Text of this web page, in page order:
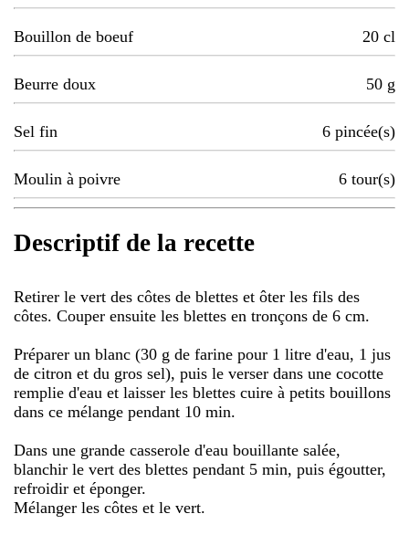
Bouillon de boeuf 20 cl
Beurre doux 50 g
Sel fin 6 pincée(s)
Moulin à poivre 6 tour(s)
Descriptif de la recette
Retirer le vert des côtes de blettes et ôter les fils des
côtes. Couper ensuite les blettes en tronçons de 6 cm.
Préparer un blanc (30 g de farine pour 1 litre d'eau, 1 jus
de citron et du gros sel), puis le verser dans une cocotte
remplie d'eau et laisser les blettes cuire à petits bouillons
dans ce mélange pendant 10 min.
Dans une grande casserole d'eau bouillante salée,
blanchir le vert des blettes pendant 5 min, puis égoutter,
refroidir et éponger.
Mélanger les côtes et le vert.